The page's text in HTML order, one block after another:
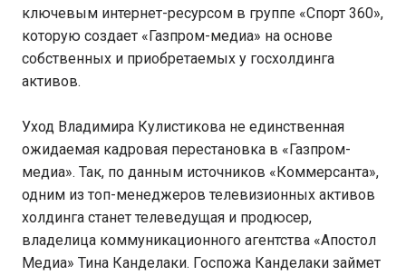
ключевым интернет-ресурсом в группе «Спорт 360»,
которую создает «Газпром-медиа» на основе
собственных и приобретаемых у госхолдинга
активов.
Уход Владимира Кулистикова не единственная
ожидаемая кадровая перестановка в «Газпром-
медиа». Так, по данным источников «Коммерсанта»,
одним из топ-менеджеров телевизионных активов
холдинга станет телеведущая и продюсер,
владелица коммуникационного агентства «Апостол
Медиа» Тина Канделаки. Госпожа Канделаки займет